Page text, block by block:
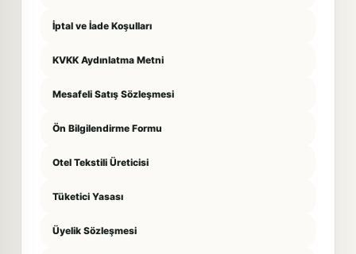
İptal ve İade Koşulları
KVKK Aydınlatma Metni
Mesafeli Satış Sözleşmesi
Ön Bilgilendirme Formu
Otel Tekstili Üreticisi
Tüketici Yasası
Üyelik Sözleşmesi